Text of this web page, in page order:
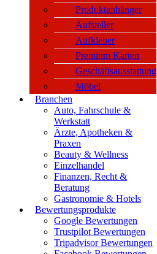
Produktanhänger
Aufsteller
Aufkleber
Premium Karten
Geschäftsausstattung
Möbel
Branchen
Auto, Fahrschule &
Werkstatt
Ärzte, Apotheken &
Praxen
Beauty & Wellness
Einzelhandel
Finanzen, Recht &
Beratung
Gastronomie & Hotels
Bewertungsprodukte
Google Bewertungen
Trustpilot Bewertungen
Tripadvisor Bewertungen